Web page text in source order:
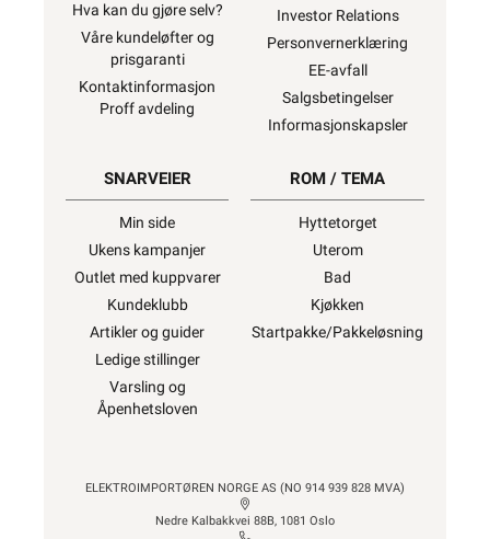
1500W
1600W
1800W
2000W
Hva kan du gjøre selv?
Våre kundeløfter og
prisgaranti
Kontaktinformasjon
Proff avdeling
Investor Relations
Personvernerklæring
EE-avfall
Salgsbetingelser
Informasjonskapsler
SNARVEIER
Min side
Ukens kampanjer
Outlet med kuppvarer
Kundeklubb
Artikler og guider
Ledige stillinger
Varsling og
Åpenhetsloven
ROM / TEMA
Hyttetorget
Uterom
Bad
Kjøkken
Startpakke/Pakkeløsning
ELEKTROIMPORTØREN NORGE AS (NO 914 939 828 MVA)
Nedre Kalbakkvei 88B, 1081 Oslo